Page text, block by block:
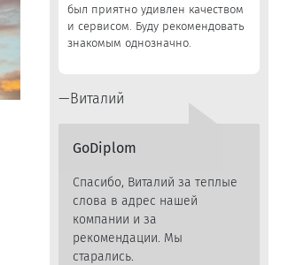
был приятно удивлен качеством
и сервисом. Буду рекомендовать
знакомым однозначно.
Виталий
GoDiplom
Спасибо, Виталий за теплые
слова в адрес нашей
компании и за
рекомендации. Мы
старались.